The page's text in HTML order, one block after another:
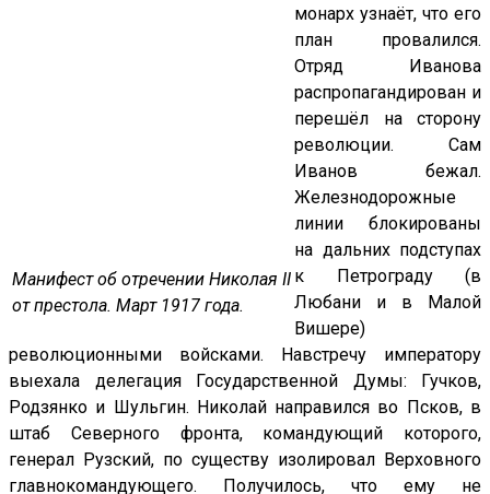
Манифест об отречении Николая II
от престола. Март 1917 года.
монарх узнаёт, что его
план провалился.
Отряд Иванова
распропагандирован и
перешёл на сторону
революции. Сам
Иванов бежал.
Железнодорожные
линии блокированы
на дальних подступах
к Петрограду (в
Любани и в Малой
Вишере)
революционными войсками. Навстречу императору
выехала делегация Государственной Думы: Гучков,
Родзянко и Шульгин. Николай направился во Псков, в
штаб Северного фронта, командующий которого,
генерал Рузский, по существу изолировал Верховного
главнокомандующего. Получилось, что ему не